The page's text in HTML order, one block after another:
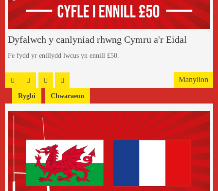
Dyfalwch y canlyniad rhwng Cymru a'r Eidal
Fe fydd yr enillydd lwcus yn ennill £50.
Manylion
Rygbi Chwaraeon